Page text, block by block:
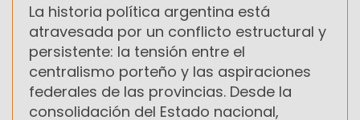
La historia política argentina está
atravesada por un conflicto estructural y
persistente: la tensión entre el
centralismo porteño y las aspiraciones
federales de las provincias. Desde la
consolidación del Estado nacional,